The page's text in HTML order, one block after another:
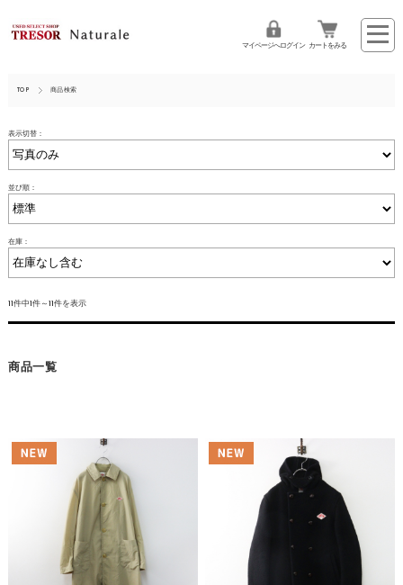
マイページへログイン カートをみる
TOP 商品検索
表示切替：
並び順：
在庫：
11件中1件～11件を表示
商品一覧